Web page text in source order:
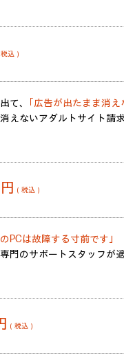
税込）
て、
｢広告が出たまま消
えないアダルトサイト請
（税込）
のPCは故障する寸前です」
門のサポートスタッフが
（税込）